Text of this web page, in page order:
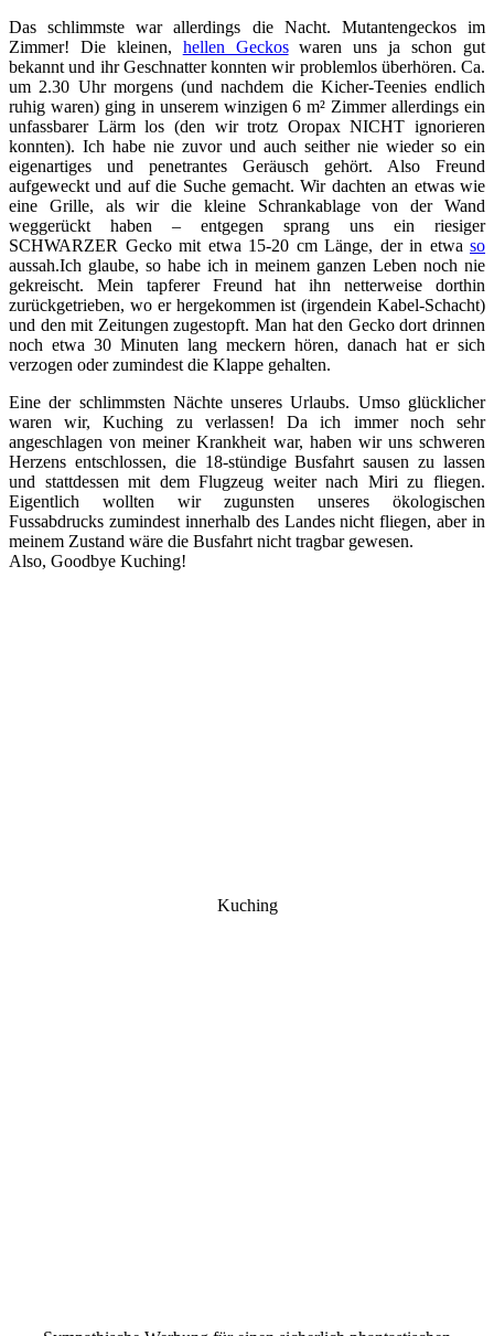
Das schlimmste war allerdings die Nacht. Mutantengeckos im
Zimmer! Die kleinen, hellen Geckoswaren uns ja schon gut
bekannt und ihr Geschnatter konnten wir problemlos überhören. Ca.
um 2.30 Uhr morgens (und nachdem die Kicher-Teenies endlich
ruhig waren) ging in unserem winzigen 6 m² Zimmer allerdings ein
unfassbarer Lärm los (den wir trotz Oropax NICHT ignorieren
konnten). Ich habe nie zuvor und auch seither nie wieder so ein
eigenartiges und penetrantes Geräusch gehört. Also Freund
aufgeweckt und auf die Suche gemacht. Wir dachten an etwas wie
eine Grille, als wir die kleine Schrankablage von der Wand
weggerückt haben – entgegen sprang uns ein riesiger
SCHWARZER Gecko mit etwa 15-20 cm Länge, der in etwa so
aussah.Ich glaube, so habe ich in meinem ganzen Leben noch nie
gekreischt. Mein tapferer Freund hat ihn netterweise dorthin
zurückgetrieben, wo er hergekommen ist (irgendein Kabel-Schacht)
und den mit Zeitungen zugestopft. Man hat den Gecko dort drinnen
noch etwa 30 Minuten lang meckern hören, danach hat er sich
verzogen oder zumindest die Klappe gehalten.
Eine der schlimmsten Nächte unseres Urlaubs. Umso glücklicher
waren wir, Kuching zu verlassen! Da ich immer noch sehr
angeschlagen von meiner Krankheit war, haben wir uns schweren
Herzens entschlossen, die 18-stündige Busfahrt sausen zu lassen
und stattdessen mit dem Flugzeug weiter nach Miri zu fliegen.
Eigentlich wollten wir zugunsten unseres ökologischen
Fussabdrucks zumindest innerhalb des Landes nicht fliegen, aber in
meinem Zustand wäre die Busfahrt nicht tragbar gewesen.
Also, Goodbye Kuching!
Kuching